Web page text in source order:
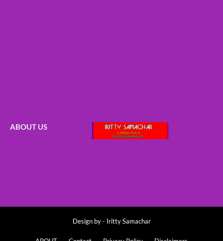
ABOUT US
Design by - Iritty Samachar